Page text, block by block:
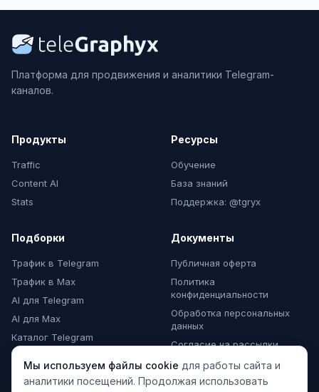
Платформа для продвижения и аналитики Telegram-
каналов.
Продукты
Traffic
Content AI
Stats
Ресурсы
Обучение
База знаний
Поддержка: @tgryx
Подборки
Трафик в Telegram
Трафик в Max
AI для Telegram
AI для Max
Каталог Telegram
Каталог Max
Комментарии Max
Документы
Публичная оферта
Политика
конфиденциальности
Обработка персональных
данных
Согласие на рассылки
Мы используем файлы cookie для работы сайта и
аналитики посещений. Продолжая использовать